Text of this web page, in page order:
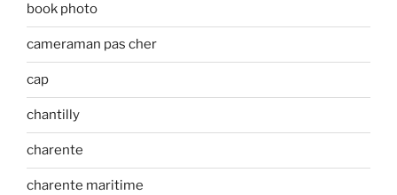
book photo
cameraman pas cher
cap
chantilly
charente
charente maritime